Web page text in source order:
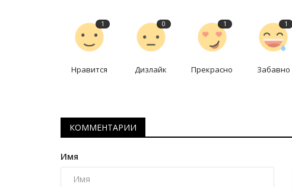
1
Нравится
0
Дизлайк
1
Прекрасно
1
Забавно
КОММЕНТАРИИ
Имя